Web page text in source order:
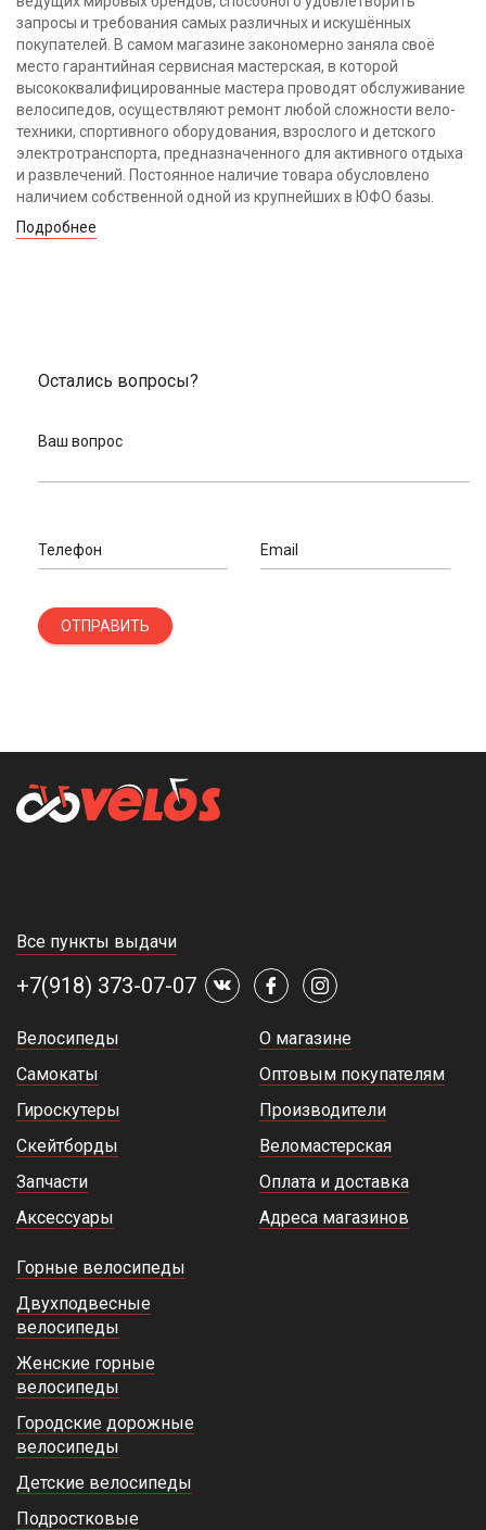
запросы и требования самых различных и искушённых
покупателей. В самом магазине закономерно заняла своё
место гарантийная сервисная мастерская, в которой
высококвалифицированные мастера проводят обслуживание
велосипедов, осуществляют ремонт любой сложности вело-
техники, спортивного оборудования, взрослого и детского
электротранспорта, предназначенного для активного отдыха
и развлечений. Постоянное наличие товара обусловлено
наличием собственной одной из крупнейших в ЮФО базы.
Подробнее
Остались вопросы?
Ваш вопрос
Телефон Email
ОТПРАВИТЬ
Все пункты выдачи
+7(918) 373-07-07
Велосипеды
Самокаты
Гироскутеры
Скейтборды
Запчасти
Аксессуары
О магазине
Оптовым покупателям
Производители
Веломастерская
Оплата и доставка
Адреса магазинов
Горные велосипеды
Двухподвесные
велосипеды
Женские горные
велосипеды
Городские дорожные
велосипеды
Детские велосипеды
Подростковые